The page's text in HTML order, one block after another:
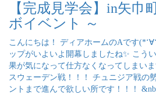
【完成見学会】in矢巾
ボイベント ～
こんにちは！ ディアホームのAです
ップがいよいよ開幕しましたね✨ こう
果が気になって仕方なくなってしまい
スウェーデン戦！！！ チュニジア戦の
ントまで進んで欲しい所です！！！